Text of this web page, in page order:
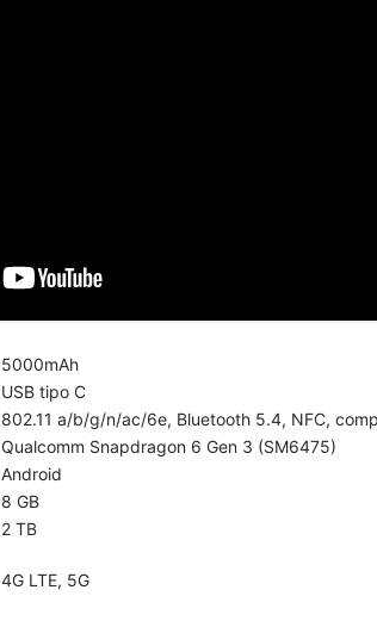
5000mAh
USB tipo C
802.11 a/b/g/n/ac/6e, Bluetooth 5.4, NFC,
Qualcomm Snapdragon 6 Gen 3 (SM6475)
Android
8 GB
2 TB
4G LTE, 5G